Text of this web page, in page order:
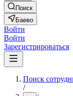
Поиск
Баево
Войти
Войти
Зарегистрироваться
Поиск
/